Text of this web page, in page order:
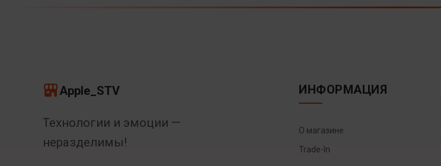
Apple_STV
Технологии и эмоции —
неразделимы!
ИНФОРМАЦИЯ
О магазине
Trade-In